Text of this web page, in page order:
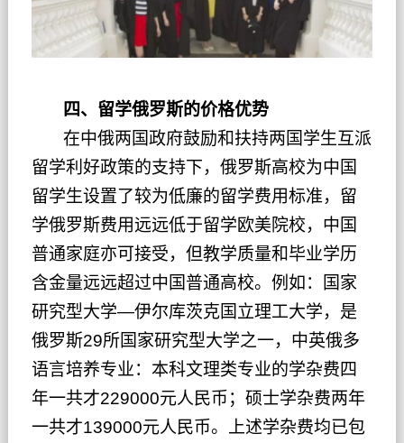
四、留学俄罗斯的价格优势
在中俄两国政府鼓励和扶持两国学生互派
留学利好政策的支持下，俄罗斯高校为中国
留学生设置了较为低廉的留学费用标准，留
学俄罗斯费用远远低于留学欧美院校，中国
普通家庭亦可接受，但教学质量和毕业学历
含金量远远超过中国普通高校。例如：国家
研究型大学—伊尔库茨克国立理工大学，是
俄罗斯29所国家研究型大学之一，中英俄多
语言培养专业：本科文理类专业的学杂费四
年一共才229000元人民币；硕士学杂费两年
一共才139000元人民币。上述学杂费均已包